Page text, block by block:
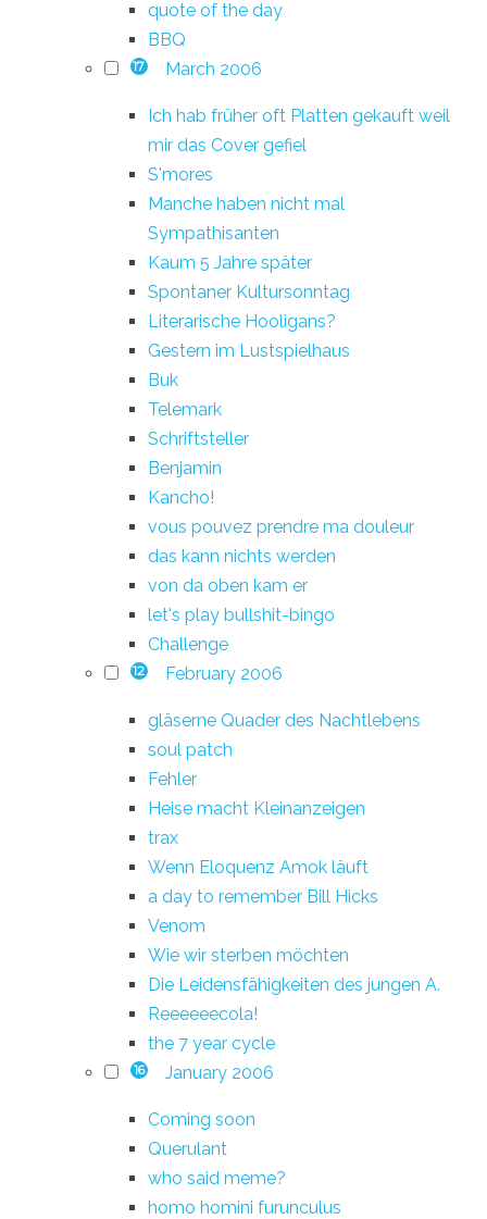
quote of the day
BBQ
17 March 2006
Ich hab früher oft Platten gekauft weil
mir das Cover gefiel
S'mores
Manche haben nicht mal
Sympathisanten
Kaum 5 Jahre später
Spontaner Kultursonntag
Literarische Hooligans?
Gestern im Lustspielhaus
Buk
Telemark
Schriftsteller
Benjamin
Kancho!
vous pouvez prendre ma douleur
das kann nichts werden
von da oben kam er
let's play bullshit-bingo
Challenge
12 February 2006
gläserne Quader des Nachtlebens
soul patch
Fehler
Heise macht Kleinanzeigen
trax
Wenn Eloquenz Amok läuft
a day to remember Bill Hicks
Venom
Wie wir sterben möchten
Die Leidensfähigkeiten des jungen A.
Reeeeeecola!
the 7 year cycle
16 January 2006
Coming soon
Querulant
who said meme?
homo homini furunculus